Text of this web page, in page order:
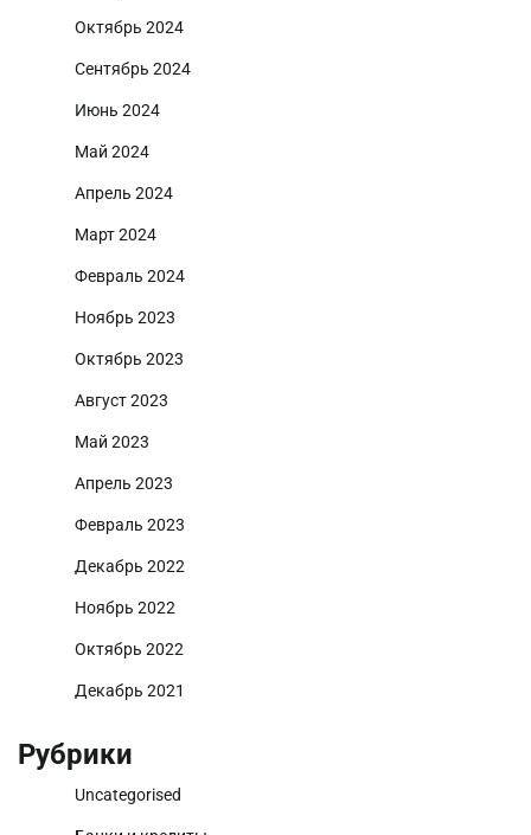
Октябрь 2024
Сентябрь 2024
Июнь 2024
Май 2024
Апрель 2024
Март 2024
Февраль 2024
Ноябрь 2023
Октябрь 2023
Август 2023
Май 2023
Апрель 2023
Февраль 2023
Декабрь 2022
Ноябрь 2022
Октябрь 2022
Декабрь 2021
Рубрики
Uncategorised